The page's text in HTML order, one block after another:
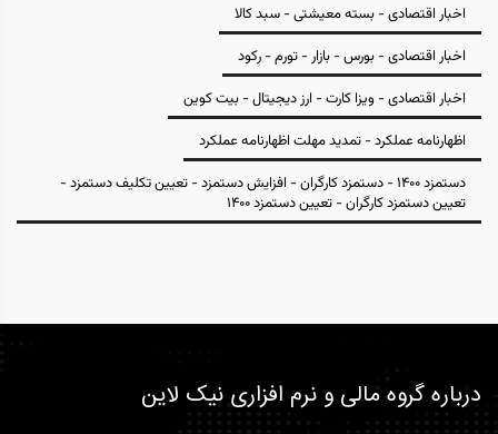
اخبار اقتصادی - بسته معیشتی - سبد کالا
اخبار اقتصادی - بورس - بازار - تورم - رکود
اخبار اقتصادی - ویزا کارت - ارز دیجیتال - بیت کوین
اظهارنامه عملکرد - تمدید مهلت اظهارنامه عملکرد
دستمزد 1400 - دستمزد کارگران - افزایش دستمزد - تعیین تکلیف دستمزد -
تعیین دستمزد کارگران - تعیین دستمزد 1400
درباره گروه مالی و نرم افزاری نیک لاین